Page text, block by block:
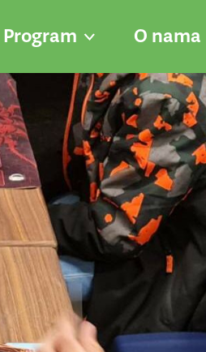
Program O nama